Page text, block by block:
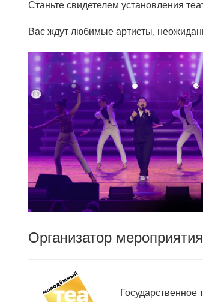
Станьте свидетелем установления
Вас ждут любимые артисты,
Организатор мероприятия